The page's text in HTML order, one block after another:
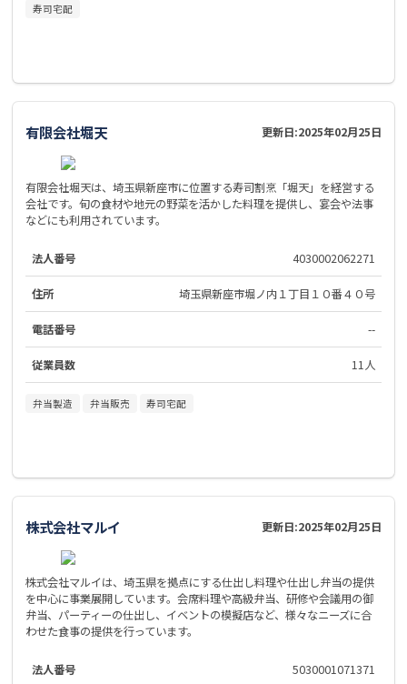
寿司宅配
有限会社堀天 更新日:2025年02月25日
有限会社堀天は、埼玉県新座市に位置する寿司割烹「堀天」を経営する
会社です。旬の食材や地元の野菜を活かした料理を提供し、宴会や法事
などにも利用されています。
法人番号 4030002062271
住所 埼玉県新座市堀ノ内１丁目１０番４０号
電話番号 --
従業員数 11人
弁当製造 弁当販売 寿司宅配
株式会社マルイ 更新日:2025年02月25日
株式会社マルイは、埼玉県を拠点にする仕出し料理や仕出し弁当の提供
を中心に事業展開しています。会席料理や高級弁当、研修や会議用の御
弁当、パーティーの仕出し、イベントの模擬店など、様々なニーズに合
わせた食事の提供を行っています。
法人番号 5030001071371